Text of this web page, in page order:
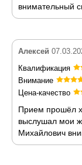
внимательный
Алексей
Квалификация
Внимание
Цена-качество
Прием прошёл
выслушал мои
Михайлович